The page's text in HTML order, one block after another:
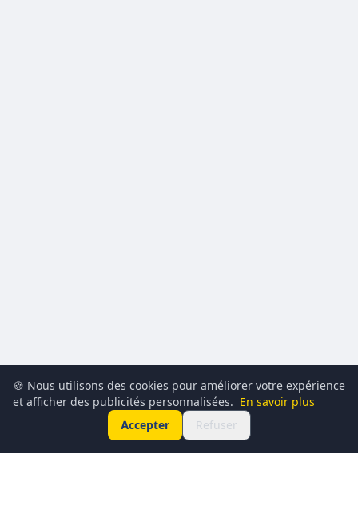
🍪 Nous utilisons des cookies pour améliorer votre expérience
et afficher des publicités personnalisées. En savoir plus
Accepter
Refuser